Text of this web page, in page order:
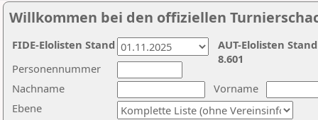
Willkommen bei den offiziellen
Nachname
Vorname
Ebene
Personennummer
AUT-Elolisten
8.601
FIDE-Elolisten Stand